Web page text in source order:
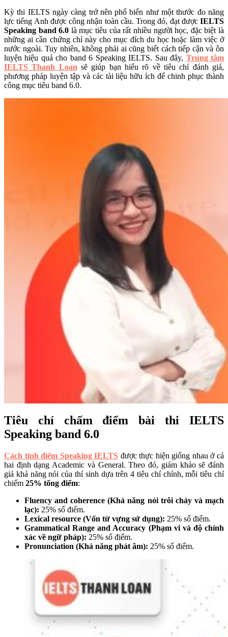
Kỳ thi IELTS ngày càng trở nên phổ biến như một thước đo năng
lực tiếng Anh được công nhận toàn cầu. Trong đó, đạt được IELTS
Speaking band 6.0 là mục tiêu của rất nhiều người học, đặc biệt là
những ai cần chứng chỉ này cho mục đích du học hoặc làm việc ở
nước ngoài. Tuy nhiên, không phải ai cũng biết cách tiếp cận và ôn
luyện hiệu quả cho band 6 Speaking IELTS. Sau đây, Trung tâm
IELTS Thanh Loan sẽ giúp bạn hiểu rõ về tiêu chí đánh giá,
phương pháp luyện tập và các tài liệu hữu ích để chinh phục thành
công mục tiêu band 6.0.
Tiêu chí chấm điểm bài thi IELTS
Speaking band 6.0
Cách tính điểm Speaking IELTS được thực hiện giống nhau ở cả
hai định dạng Academic và General. Theo đó, giám khảo sẽ đánh
giá khả năng nói của thí sinh dựa trên 4 tiêu chí chính, mỗi tiêu chí
chiếm 25% tổng điểm:
Fluency and coherence (Khả năng nói trôi chảy và mạch
lạc): 25% số điểm.
Lexical resource (Vốn từ vựng sử dụng): 25% số điểm.
Grammatical Range and Accuracy (Phạm vi và độ chính
xác về ngữ pháp): 25% số điểm.
Pronunciation (Khả năng phát âm): 25% số điểm.